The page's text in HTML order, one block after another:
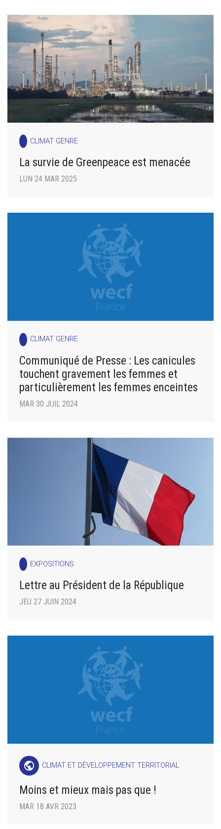
CLIMAT GENRE
La survie de Greenpeace est menacée
LUN 24 MAR 2025
CLIMAT GENRE
Communiqué de Presse : Les canicules
touchent gravement les femmes et
particulièrement les femmes enceintes
MAR 30 JUIL 2024
EXPOSITIONS
Lettre au Président de la République
JEU 27 JUIN 2024
public CLIMAT ET DÉVELOPPEMENT TERRITORIAL
Moins et mieux mais pas que !
MAR 18 AVR 2023